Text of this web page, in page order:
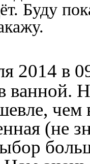
Буду
2014 в
ванной.
чем
(не